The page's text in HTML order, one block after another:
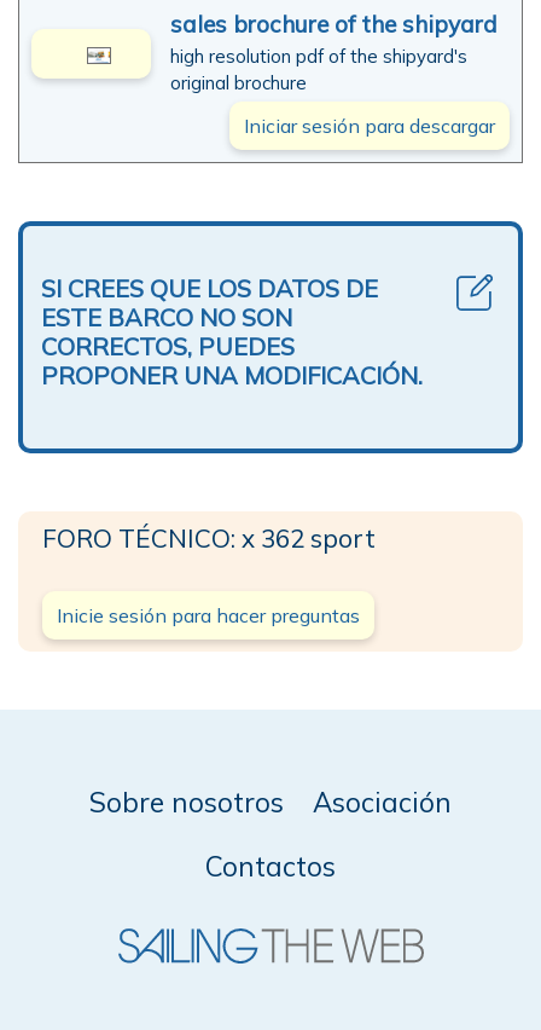
sales brochure of the shipyard
high resolution pdf of the shipyard's
original brochure
Iniciar sesión para descargar
SI CREES QUE LOS DATOS DE
ESTE BARCO NO SON
CORRECTOS, PUEDES
PROPONER UNA MODIFICACIÓN.
FORO TÉCNICO: x 362 sport
Inicie sesión para hacer preguntas
Sobre nosotros
Asociación
Contactos